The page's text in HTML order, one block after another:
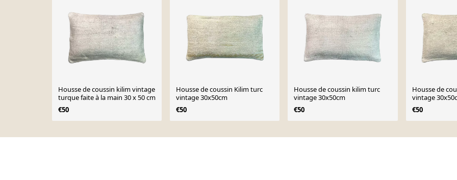
Housse de coussin kilim vintage
turque faite à la main 30 x 50 cm
€50
Housse de coussin Kilim turc
vintage 30x50cm
€50
Housse de coussin kilim turc
vintage 30x50cm
€50
Housse de
vintage
€50